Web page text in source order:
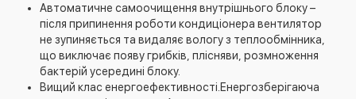
Автоматичне самоочищення внутрішнього блоку –
після припинення роботи кондиціонера вентилятор
не зупиняється та видаляє вологу з теплообмінника,
що виключає появу грибків, плісняви, розмноження
бактерій усередині блоку.
Вищий клас енергоефективності.Енергозберігаюча